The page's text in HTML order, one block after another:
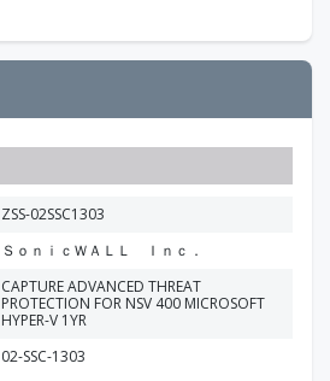
ZSS-02SSC1303
ＳｏｎｉｃＷＡＬＬ Ｉｎｃ．
CAPTURE ADVANCED THREAT
PROTECTION FOR NSV 400 MICROSOFT
HYPER-V 1YR
02-SSC-1303